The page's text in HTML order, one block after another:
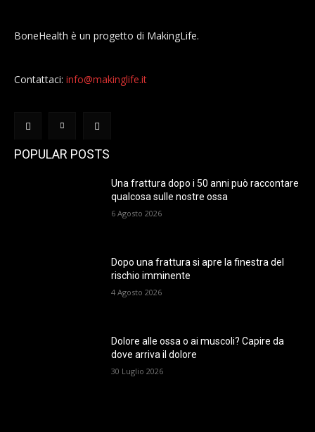
BoneHealth è un progetto di MakingLife.
Contattaci: info@makinglife.it
POPULAR POSTS
Una frattura dopo i 50 anni può raccontare
qualcosa sulle nostre ossa
6 Agosto 2026
Dopo una frattura si apre la finestra del
rischio imminente
4 Agosto 2026
Dolore alle ossa o ai muscoli? Capire da
dove arriva il dolore
30 Luglio 2026